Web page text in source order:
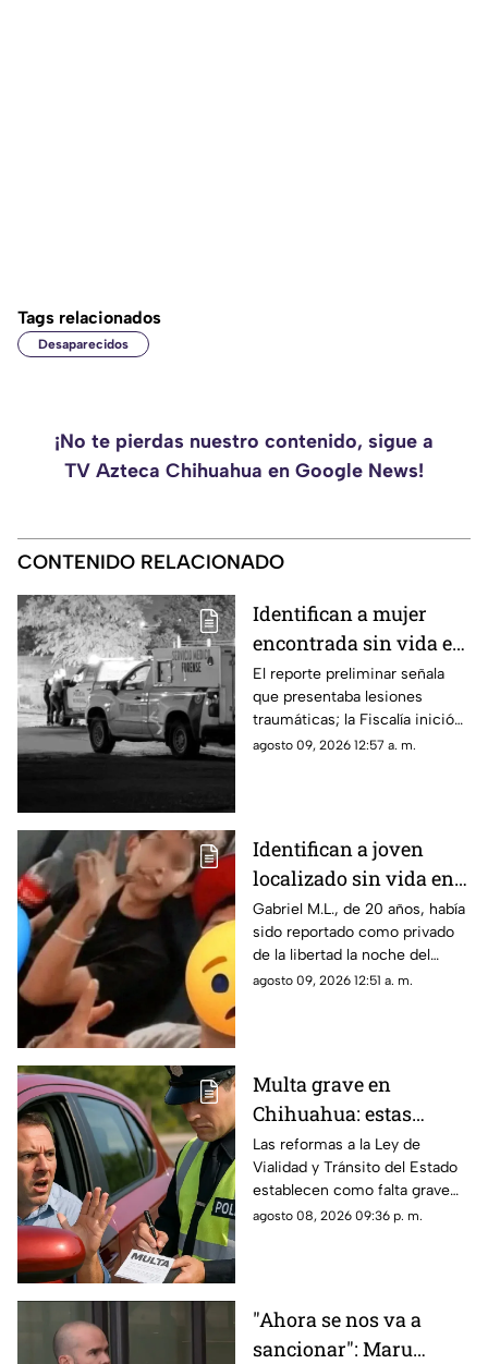
Tags relacionados
Desaparecidos
¡No te pierdas nuestro contenido, sigue a
TV Azteca Chihuahua en Google News!
CONTENIDO RELACIONADO
Identifican a mujer
encontrada sin vida en
la colonia Valles de
Chihuahua
El reporte preliminar señala
que presentaba lesiones
traumáticas; la Fiscalía inició
las investigaciones para
agosto 09, 2026 12:57 a. m.
Identifican a joven
localizado sin vida en
Ciudad Juárez; había
sido "levantado"
Gabriel M.L., de 20 años, había
sido reportado como privado
de la libertad la noche del
jueves.
agosto 09, 2026 12:51 a. m.
Multa grave en
Chihuahua: estas
velocidades ya pueden
generar sanciones más
severas
Las reformas a la Ley de
Vialidad y Tránsito del Estado
establecen como falta grave
superar en 25 kilómetros por
agosto 08, 2026 09:36 p. m.
"Ahora se nos va a
sancionar": Maru